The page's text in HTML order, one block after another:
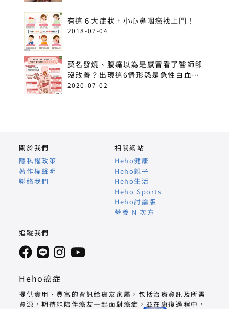
有這６大症狀，小心鼻咽癌找上門！
2018-07-04
莫名發燒、腹痛以為是感冒看了醫師卻
沒改善？出現這6情形恐是急性白血
病！
2020-07-02
Heho癌症
提供實用、豐富的資訊給癌友家屬，包括治療資訊及所需
資源，期待能陪伴癌友一起面對癌症，並在康復過程中，
關於我們
隱私權政策
著作權聲明
聯絡我們
相關網站
Heho健康
Heho親子
Heho生活
Heho Sports
Heho討論版
營養 N 次方
追蹤我們